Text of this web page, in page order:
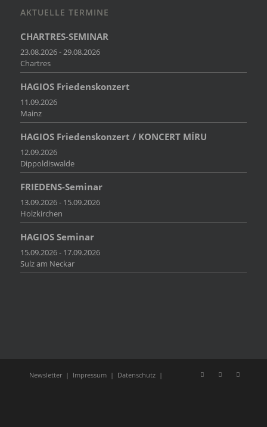
AKTUELLE TERMINE
CHARTRES-SEMINAR
23.08.2026 - 29.08.2026
Chartres
HAGIOS Friedenskonzert
11.09.2026
Mainz
HAGIOS Friedenskonzert / KONCERT MÍRU
12.09.2026
Dippoldiswalde
FRIEDENS-Seminar
13.09.2026 - 15.09.2026
Holzkirchen
HAGIOS Seminar
15.09.2026 - 17.09.2026
Sulz am Neckar
Newsletter | Impressum | Datenschutz |